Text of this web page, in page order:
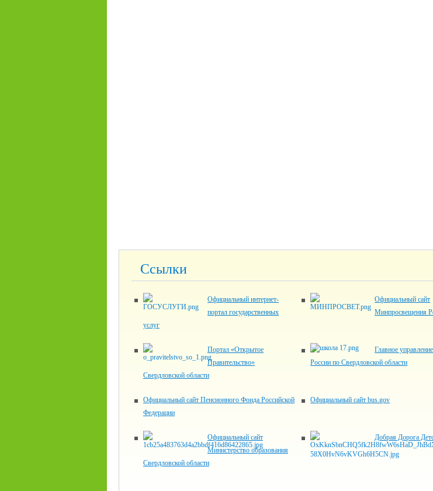
Ссылки
Официальный интернет-
портал государственных
услуг
Официальный сайт
Минпросвещения
Портал «Открытое
Правительство»
Свердловской области
Главное
России по Свердловской области
Официальный сайт Пенсионного Фонда Российской
Федерации
Официальный сайт bus.gov
Официальный сайт
Министерство образования
Свердловской области
Добрая Дорога